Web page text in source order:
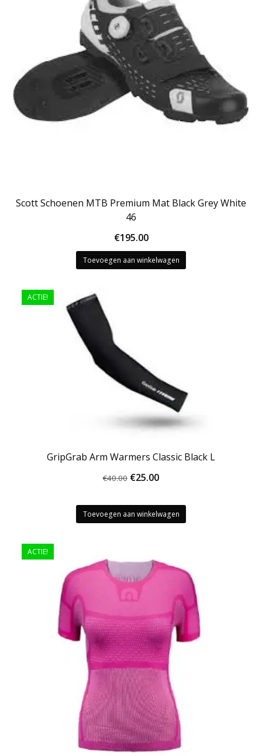
Scott Schoenen MTB Premium Mat Black Grey White
46
€195.00
Toevoegen aan winkelwagen
ACTIE!
GripGrab Arm Warmers Classic Black L
€40.00 Oorspronkelijke
was:
€40.00.
€25.00Huidige
is:
€25.00.
Toevoegen aan winkelwagen
ACTIE!